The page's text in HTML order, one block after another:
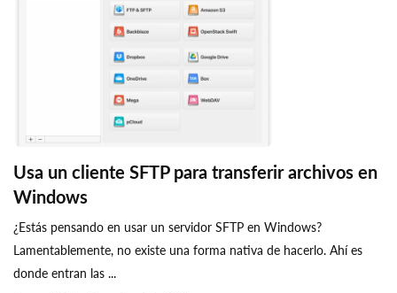
Usa un cliente SFTP para transferir archivos en
Windows
¿Estás pensando en usar un servidor SFTP en Windows?
Lamentablemente, no existe una forma nativa de hacerlo. Ahí es
donde entran las ...